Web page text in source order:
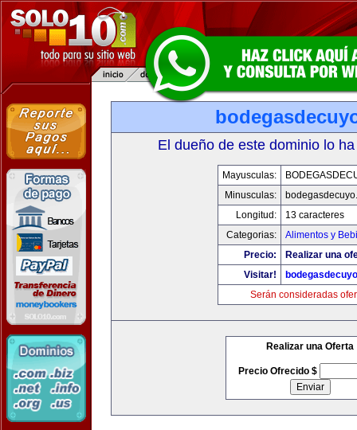
El dueño de este dominio lo
Mayusculas:
Minusculas:
Longitud:
13 caracteres
Categorias:
Alimentos y
Precio:
Realizar una
Visitar!
Serán consideradas
Realizar una Oferta
Precio Ofrecido $